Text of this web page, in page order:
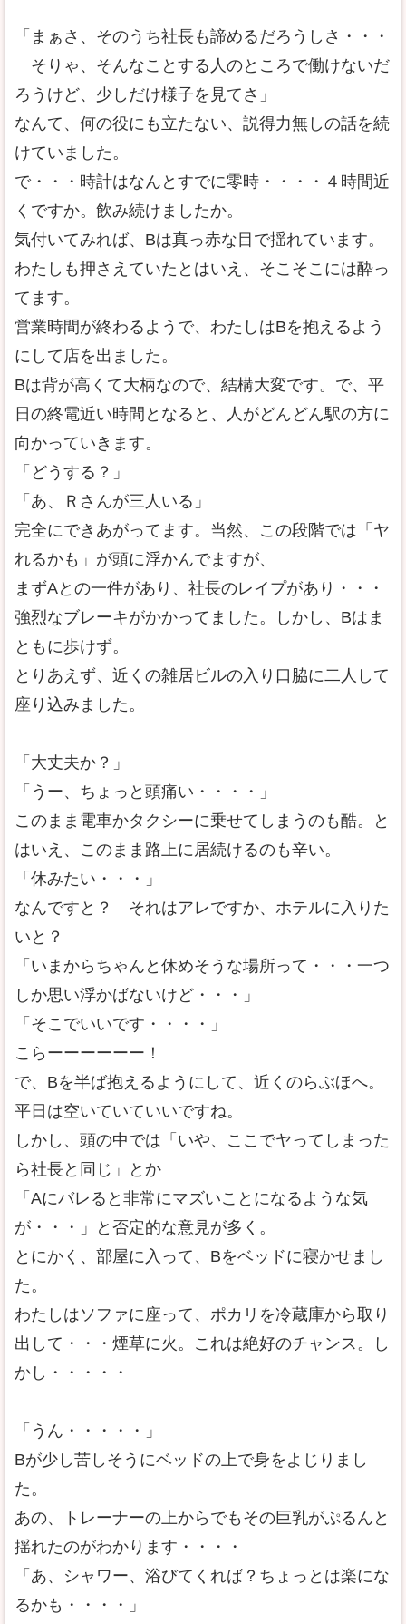
「まぁさ、そのうち社長も諦めるだろうしさ・・・
そりゃ、そんなことする人のところで働けないだ
ろうけど、少しだけ様子を見てさ」
なんて、何の役にも立たない、説得力無しの話を続
けていました。
で・・・時計はなんとすでに零時・・・・４時間近
くですか。飲み続けましたか。
気付いてみれば、Bは真っ赤な目で揺れています。
わたしも押さえていたとはいえ、そこそこには酔っ
てます。
営業時間が終わるようで、わたしはBを抱えるよう
にして店を出ました。
Bは背が高くて大柄なので、結構大変です。で、平
日の終電近い時間となると、人がどんどん駅の方に
向かっていきます。
「どうする？」
「あ、Ｒさんが三人いる」
完全にできあがってます。当然、この段階では「ヤ
れるかも」が頭に浮かんでますが、
まずAとの一件があり、社長のレイプがあり・・・
強烈なブレーキがかかってました。しかし、Bはま
ともに歩けず。
とりあえず、近くの雑居ビルの入り口脇に二人して
座り込みました。
「大丈夫か？」
「うー、ちょっと頭痛い・・・・」
このまま電車かタクシーに乗せてしまうのも酷。と
はいえ、このまま路上に居続けるのも辛い。
「休みたい・・・」
なんですと？ それはアレですか、ホテルに入りた
いと？
「いまからちゃんと休めそうな場所って・・・一つ
しか思い浮かばないけど・・・」
「そこでいいです・・・・」
こらーーーーーー！
で、Bを半ば抱えるようにして、近くのらぶほへ。
平日は空いていていいですね。
しかし、頭の中では「いや、ここでヤってしまった
ら社長と同じ」とか
「Aにバレると非常にマズいことになるような気
が・・・」と否定的な意見が多く。
とにかく、部屋に入って、Bをベッドに寝かせまし
た。
わたしはソファに座って、ポカリを冷蔵庫から取り
出して・・・煙草に火。これは絶好のチャンス。し
かし・・・・・
「うん・・・・・」
Bが少し苦しそうにベッドの上で身をよじりまし
た。
あの、トレーナーの上からでもその巨乳がぷるんと
揺れたのがわかります・・・・
「あ、シャワー、浴びてくれば？ちょっとは楽にな
るかも・・・・」